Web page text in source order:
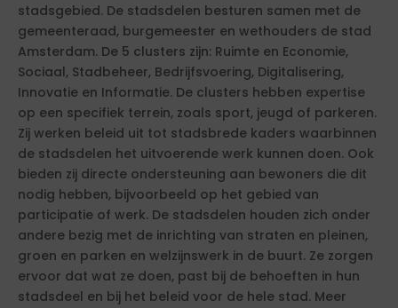
stadsgebied. De stadsdelen besturen samen met de
gemeenteraad, burgemeester en wethouders de stad
Amsterdam. De 5 clusters zijn: Ruimte en Economie,
Sociaal, Stadbeheer, Bedrijfsvoering, Digitalisering,
Innovatie en Informatie. De clusters hebben expertise
op een specifiek terrein, zoals sport, jeugd of parkeren.
Zij werken beleid uit tot stadsbrede kaders waarbinnen
de stadsdelen het uitvoerende werk kunnen doen. Ook
bieden zij directe ondersteuning aan bewoners die dit
nodig hebben, bijvoorbeeld op het gebied van
participatie of werk. De stadsdelen houden zich onder
andere bezig met de inrichting van straten en pleinen,
groen en parken en welzijnswerk in de buurt. Ze zorgen
ervoor dat wat ze doen, past bij de behoeften in hun
stadsdeel en bij het beleid voor de hele stad. Meer